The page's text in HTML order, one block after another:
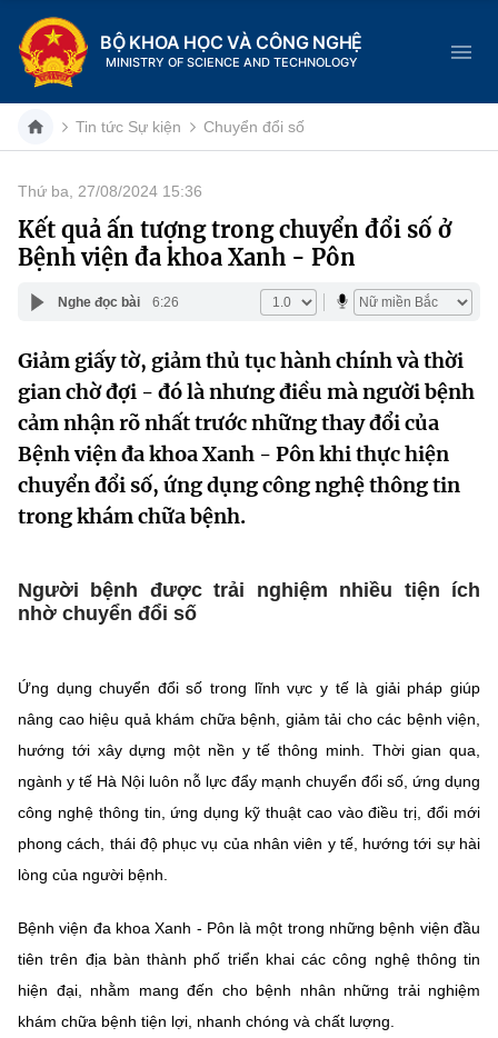
BỘ KHOA HỌC VÀ CÔNG NGHỆ
MINISTRY OF SCIENCE AND TECHNOLOGY
Danh mục
Trang chủ
Giới thiệu
Chức năng nhiệm vụ
Cơ cấu tổ chức
Lịch sử phát triển
Sở Khoa học và Công nghệ
Tin tức sự kiện
Khoa học và Công nghệ
Đổi mới sáng tạo
Chuyển đổi số
Bưu chính, Viễn thông
Tiêu chuẩn, đo lường, chất lượng
Năng lượng nguyên tử
Tin tổng hợp
Tin địa phương
Dịch vụ công
Hệ thống văn bản
Văn bản QPPL
Văn bản chỉ đạo điều hành
MST IOFFICE
Khoa học và Công nghệ
Đổi mới sáng tạo
Bưu chính, Viễn thông
Sở hữu trí tuệ
Năng lượng nguyên tử
Multimedia
Khác
Infographic
Nhiệm vụ trọng tâm
Tin tức Sự kiện Chuyển đổi số
Thứ ba, 27/08/2024 15:36
Kết quả ấn tượng trong chuyển đổi số ở
Bệnh viện đa khoa Xanh - Pôn
Nghe đọc bài 6:26
Giảm giấy tờ, giảm thủ tục hành chính và thời
gian chờ đợi - đó là nhưng điều mà người bệnh
cảm nhận rõ nhất trước những thay đổi của
Bệnh viện đa khoa Xanh - Pôn khi thực hiện
chuyển đổi số, ứng dụng công nghệ thông tin
trong khám chữa bệnh.
Người bệnh được trải nghiệm nhiều tiện ích
nhờ chuyển đổi số
Ứng dụng chuyển đổi số trong lĩnh vực y tế là giải pháp giúp
nâng cao hiệu quả khám chữa bệnh, giảm tải cho các bệnh viện,
hướng tới xây dựng một nền y tế thông minh. Thời gian qua,
ngành y tế Hà Nội luôn nỗ lực đẩy mạnh chuyển đổi số, ứng dụng
công nghệ thông tin, ứng dụng kỹ thuật cao vào điều trị, đổi mới
phong cách, thái độ phục vụ của nhân viên y tế, hướng tới sự hài
lòng của người bệnh.
Bệnh viện đa khoa Xanh - Pôn là một trong những bệnh viện đầu
tiên trên địa bàn thành phố triển khai các công nghệ thông tin
hiện đại, nhằm mang đến cho bệnh nhân những trải nghiệm
khám chữa bệnh tiện lợi, nhanh chóng và chất lượng.